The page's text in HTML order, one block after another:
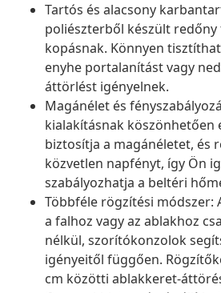
Tartós és alacsony
poliészterből készült redőny
kopásnak. Könnyen
enyhe portalanítást vagy
áttörlést igényelnek.
Magánélet és
kialakításnak köszönhetően
biztosítja a magánéletet, és
közvetlen napfényt, így Ön
szabályozhatja a beltéri
Többféle rögzítési módszer:
a falhoz vagy az ablakhoz
nélkül, szorítókonzolok
igényeitől függően.
cm közötti ablakkeret-